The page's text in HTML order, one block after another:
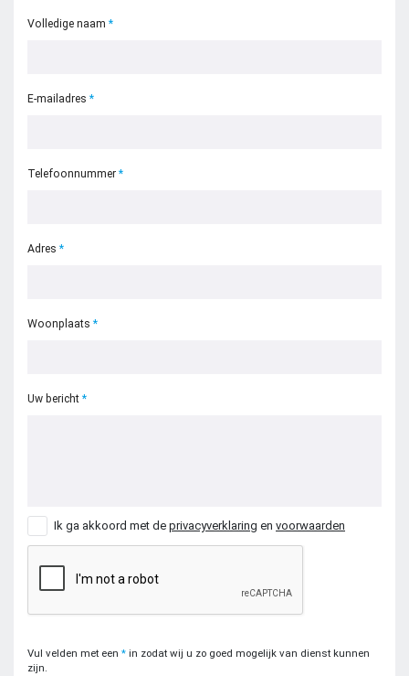
Volledige naam
E-mailadres
Telefoonnummer
Adres
Woonplaats
Uw bericht
Ik ga akkoord met de privacyverklaring en voorwaarden
Vul velden met een * in zodat wij u zo goed mogelijk van dienst kunnen
zijn.